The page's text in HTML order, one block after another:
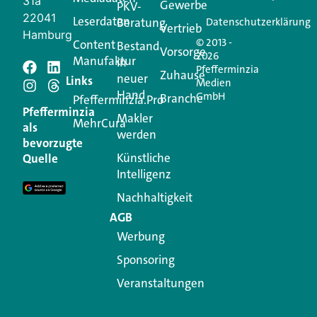
Schreiben Sie einen
Kommentar
Ihre E-Mail-Adresse wird nicht veröffentlicht.
Erforderliche Felder sind mit
Kommentar
22041
Hamburg
Pfefferminzia
als
bevorzugte
Quelle
Leserdaten
Content
Manufaktur
Links
Pfefferminzia.Pro
MehrCura
PKV-
Beratung
Bestand
in
neuer
Hand
Makler
werden
Künstliche
Intelligenz
Nachhaltigkeit
AGB
Werbung
Sponsoring
Veranstaltungen
Gewerbe
Vertrieb
Vorsorge
Zuhause
Branche
© 2013 -
2026
Pfefferminzia
Medien
GmbH
Datenschutzerklärung